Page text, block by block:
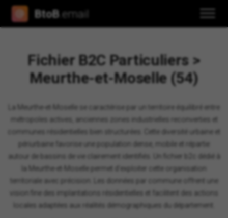
BtoB .email
Fichier B2C Particuliers >
Meurthe-et-Moselle (54)
La Meurthe-et-Moselle se caractérise par un territoire équilibré entre
métropoles actives, anciennes zones industrielles reconverties et
communes résidentielles bien structurées. Cette diversité urbaine et
périurbaine favorise une population dense, mobile et répartie
autour de bassins de vie clairement identifiés. Un fichier b2c dédié à
la Meurthe-et-Moselle permet d'exploiter cette organisation
territoriale avec précision. Les données par commune offrent une
vision fine des implantations résidentielles et facilitent des actions
locales adaptées aux réalités démographiques du département.